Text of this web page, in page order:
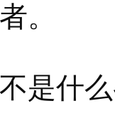
。
是什